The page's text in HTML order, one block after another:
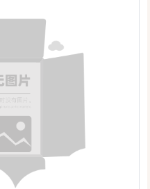
着大海的方向只为换回惊涛
苍茫迎来了多少仰视的目光
拼搏的畅想信念，在坚守里
也架不住暴雨的挑唆血脉喷
的甜言蜜语击中忘记了“落叶
隐山林，开发商是屏障身处闹
闲云记》被评为宁波市第三届
满云 从任何一种角度看，都
推手，一叶残红或许，更能
又亲近拱围一池细语。凌波仙
每一丝清欢 关于精神，关于
影让身姿折曲和倒伏，不再
死亡。比如时序能在池中轮回
性不像残荷，雨中也能探戈